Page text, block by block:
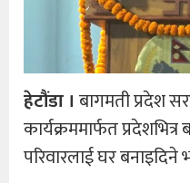
हेटौंडा । बागमती प्रदेश
कार्यक्रममार्फत
परिवारलाई घर